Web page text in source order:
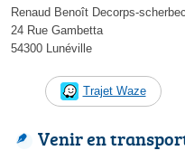
Renaud Benoît Decorps-
24 Rue Gambetta
54300 Lunéville
Trajet Waze
Venir en